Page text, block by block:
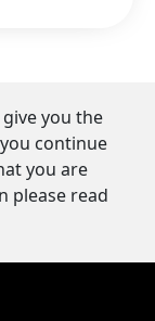
you the
continue
you are
please read